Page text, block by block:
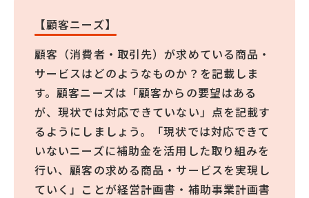
【顧客ニーズ】
顧客（消費者・取引先）が求めている商品・
サービスはどのようなものか？を記載しま
す。顧客ニーズは「顧客からの要望はある
が、現状では対応できていない」点を記載す
るようにしましょう。「現状では対応できて
いないニーズに補助金を活用した取り組みを
行い、顧客の求める商品・サービスを実現し
ていく」ことが経営計画書・補助事業計画書